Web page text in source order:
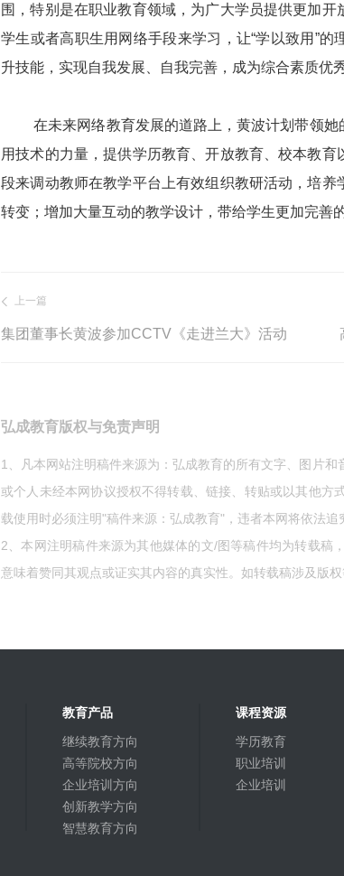
围，特别是在职业教育领域，为广大学员提供更加
学生或者高职生用网络手段来学习，让“学以致用”
升技能，实现自我发展、自我完善，成为综合素质优
在未来网络教育发展的道路上，黄波计划带领她
用技术的力量，提供学历教育、开放教育、校本教
段来调动教师在教学平台上有效组织教研活动，培
转变；增加大量互动的教学设计，带给学生更加完善
上一篇
集团董事长黄波参加CCTV《走进兰大》活动
弘成教育版权与免责声明
1、凡本网站注明稿件来源为：弘成教育的所有文字、图片
或个人未经本网协议授权不得转载、链接、转贴或以其他方
载使用时必须注明"稿件来源：弘成教育"，违者本网将依法追
2、本网注明稿件来源为其他媒体的文/图等稿件均为转载稿
意味着赞同其观点或证实其内容的真实性。如转载稿涉及版
教育产品
继续教育方向
高等院校方向
企业培训方向
创新教学方向
智慧教育方向
课程资源
学历教育
职业培训
企业培训